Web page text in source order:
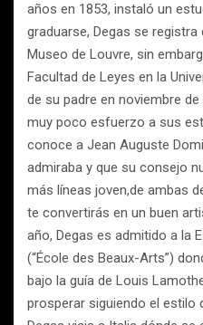
años en 1853, instaló un
graduarse, Degas se
Museo de Louvre, sin
Facultad de Leyes en la
de su padre en noviembre
muy poco esfuerzo a sus
conoce a Jean Auguste
admiraba y que su consejo
más líneas joven,de ambas
te convertirás en un buen
año, Degas es admitido a la
(“École des Beaux-Arts”)
bajo la guía de Louis
prosperar siguiendo el estilo